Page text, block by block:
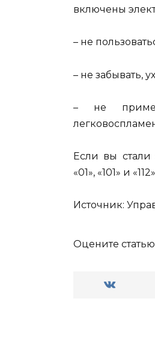
включены
– не
– не забывать,
– не
Если вы стали
«01», «101» и
Источник:
Оцените статью